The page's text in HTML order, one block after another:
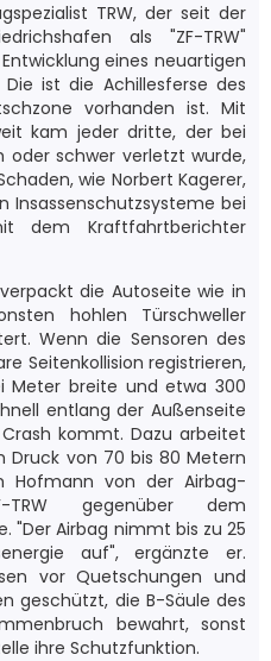
TRW, der seit der
als "ZF-TRW"
eines neuartigen
ist die Achillesferse des
vorhanden ist. Mit
kam jeder dritte, der bei
oder schwer verletzt wurde,
wie Norbert Kagerer,
Insassenschutzsysteme bei
dem Kraftfahrtberichter
die Autoseite wie in
hohlen Türschweller
Wenn die Sensoren des
Seitenkollision registrieren,
Meter breite und etwa 300
entlang der Außenseite
kommt. Dazu arbeitet
von 70 bis 80 Metern
Hofmann von der Airbag-
TRW gegenüber dem
"Der Airbag nimmt bis zu 25
auf", ergänzte er.
vor Quetschungen und
geschützt, die B-Säule des
bewahrt, sonst
ihre Schutzfunktion.